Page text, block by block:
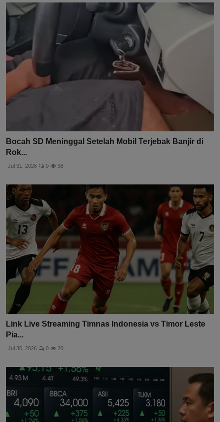
Bocah SD Meninggal Setelah Mobil Terjebak Banjir di
Rok...
Jul 31, 2026 0 38
Link Live Streaming Timnas Indonesia vs Timor Leste
Pia...
Jul 30, 2026 0 20